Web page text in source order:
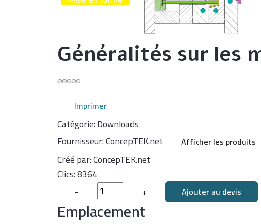
Généralités sur les
Imprimer
Catégorie:Downloads
Fournisseur:ConcepTEK.net Afficher les produits
Créé par:ConcepTEK.net
Clics:8364
− +
Emplacement